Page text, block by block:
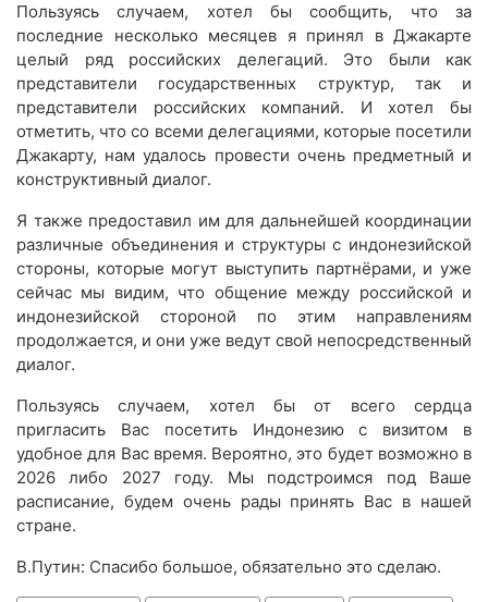
Пользуясь случаем, хотел бы сообщить, что за
последние несколько месяцев я принял в Джакарте
целый ряд российских делегаций. Это были как
представители государственных структур, так и
представители российских компаний. И хотел бы
отметить, что со всеми делегациями, которые посетили
Джакарту, нам удалось провести очень предметный и
конструктивный диалог.
Я также предоставил им для дальнейшей координации
различные объединения и структуры с индонезийской
стороны, которые могут выступить партнёрами, и уже
сейчас мы видим, что общение между российской и
индонезийской стороной по этим направлениям
продолжается, и они уже ведут свой непосредственный
диалог.
Пользуясь случаем, хотел бы от всего сердца
пригласить Вас посетить Индонезию с визитом в
удобное для Вас время. Вероятно, это будет возможно в
2026 либо 2027 году. Мы подстроимся под Ваше
расписание, будем очень рады принять Вас в нашей
стране.
В.Путин: Спасибо большое, обязательно это сделаю.